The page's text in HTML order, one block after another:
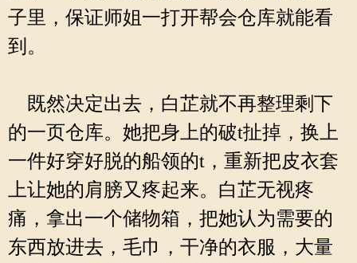
子里，保证师姐一打开帮会仓库就能看
到。
既然决定出去，白芷就不再整理剩下
的一页仓库。她把身上的破t扯掉，换上
一件好穿好脱的船领的t，重新把皮衣套
上让她的肩膀又疼起来。白芷无视疼
痛，拿出一个储物箱，把她认为需要的
东西放进去，毛巾，干净的衣服，大量